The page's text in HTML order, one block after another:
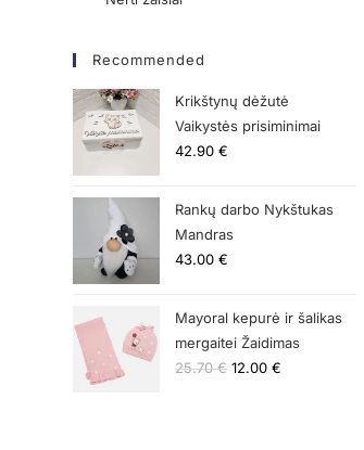
Recommended
Krikštynų dėžutė
Vaikystės prisiminimai
42.90€
Rankų darbo Nykštukas
Mandras
43.00€
Mayoral kepurė ir šalikas
mergaitei Žaidimas
25.70€ 12.00€